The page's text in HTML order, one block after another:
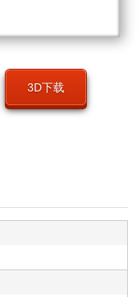
3D下载